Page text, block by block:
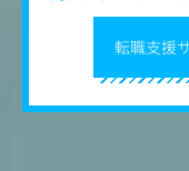
転職支援